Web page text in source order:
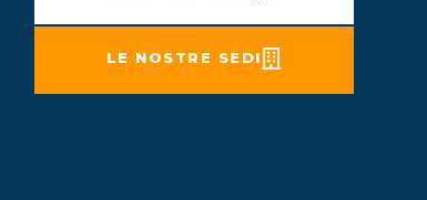
LE NOSTRE SEDI